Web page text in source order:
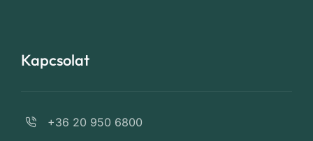
Kapcsolat
+36 20 950 6800